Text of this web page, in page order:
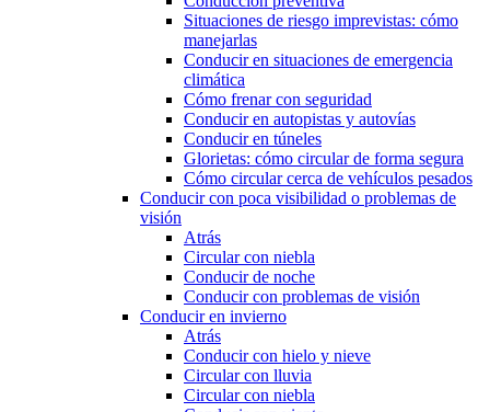
Situaciones de riesgo imprevistas: cómo
manejarlas
Conducir en situaciones de emergencia
climática
Cómo frenar con seguridad
Conducir en autopistas y autovías
Conducir en túneles
Glorietas: cómo circular de forma segura
Cómo circular cerca de vehículos pesados
Conducir con poca visibilidad o problemas de
visión
Atrás
Circular con niebla
Conducir de noche
Conducir con problemas de visión
Conducir en invierno
Atrás
Conducir con hielo y nieve
Circular con lluvia
Circular con niebla